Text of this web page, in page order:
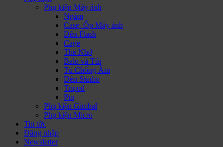
Phụ kiện Máy ảnh
Ngàm
Case, Ốp Máy ảnh
Đèn Flash
Cage
Thẻ Nhớ
Balo và Túi
Tủ Chống Ẩm
Đèn Studio
Tripod
Pin
Phụ kiện Gimbal
Phụ kiện Micro
Tin tức
Đăng nhập
Newsletter